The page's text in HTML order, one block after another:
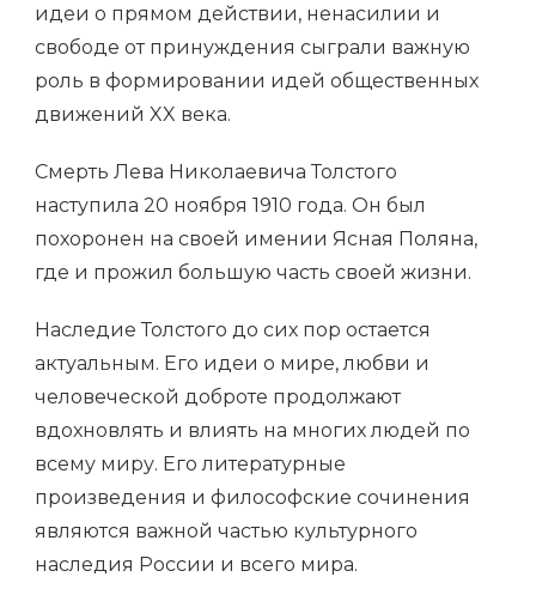
идеи о прямом действии, ненасилии и
свободе от принуждения сыграли важную
роль в формировании идей общественных
движений XX века.
Смерть Лева Николаевича Толстого
наступила 20 ноября 1910 года. Он был
похоронен на своей имении Ясная Поляна,
где и прожил большую часть своей жизни.
Наследие Толстого до сих пор остается
актуальным. Его идеи о мире, любви и
человеческой доброте продолжают
вдохновлять и влиять на многих людей по
всему миру. Его литературные
произведения и философские сочинения
являются важной частью культурного
наследия России и всего мира.